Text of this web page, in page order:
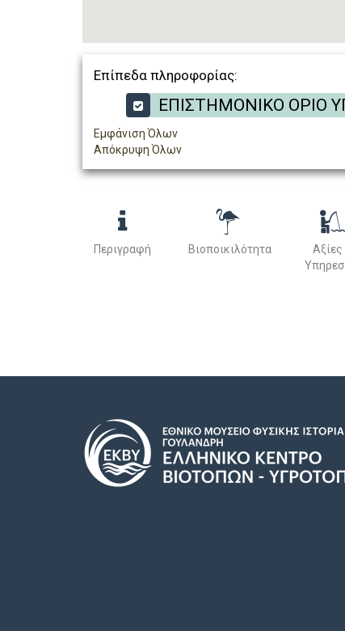
Επίπεδα πληροφορίας:
ΕΠΙΣΤΗΜΟΝΙΚΟ ΟΡΙΟ
Εμφάνιση Όλων
Απόκρυψη Όλων
Περιγραφή Βιοποικιλότητα
Αξίες